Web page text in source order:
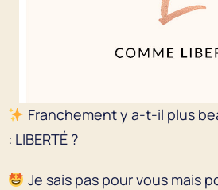
Franchement y a-t-il plus
: LIBERTÉ ?
Je sais pas pour vous mais